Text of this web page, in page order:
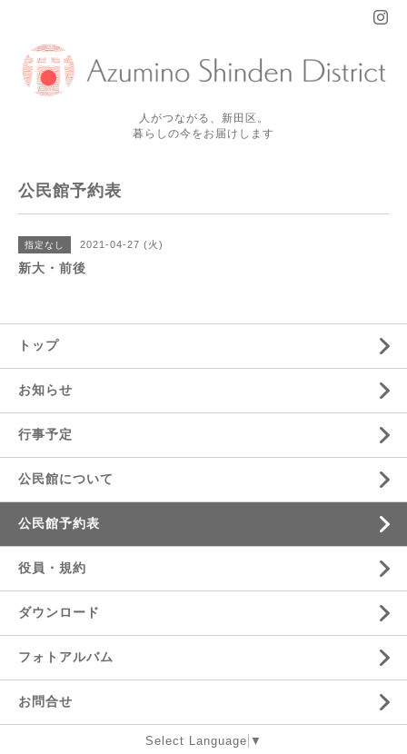
人がつながる、新田区。
暮らしの今をお届けします
公民館予約表
指定なし 2021-04-27 (火)
新大・前後
トップ
お知らせ
行事予定
公民館について
公民館予約表
役員・規約
ダウンロード
フォトアルバム
お問合せ
Select Language ▼